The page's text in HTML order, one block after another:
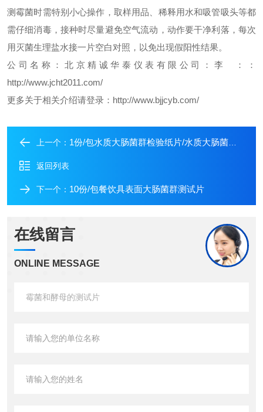
测霉菌时需特别小心操作，取样用品、稀释用水和吸管吸头等都
需仔细消毒，接种时尽量避免空气流动，动作要干净利落，每次
用灭菌生理盐水接一片空白对照，以免出现假阳性结果。
公司名称：北京精诚华泰仪表有限公司
：李 ：
：
http://www.jcht2011.com/
更多关于相关介绍请登录：http://www.bjjcyb.com/
上一个： 1份/包水质大肠菌群检验纸片/水质大肠菌群检验纸片原理
返回列表
下一个： 10份/包餐饮具表面大肠菌群测试片
在线留言
ONLINE MESSAGE